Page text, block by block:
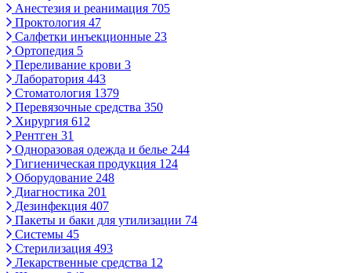
Анестезия и реанимация 705
Проктология 47
Салфетки инъекционные 23
Ортопедия 5
Переливание крови 3
Лаборатория 443
Стоматология 1379
Перевязочные средства 350
Хирургия 612
Рентген 31
Одноразовая одежда и белье 244
Гигиеническая продукция 124
Оборудование 248
Диагностика 201
Дезинфекция 407
Пакеты и баки для утилизации 74
Системы 45
Стерилизация 493
Лекарственные средства 12